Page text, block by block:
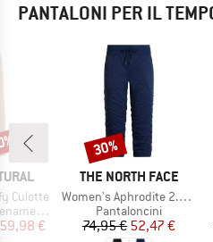
PANTALONI PER IL
Culotte
ridotto
59,98 €
MARCHIO
THE NORTH FACE
Articolo
Women's Aphrodite 2.0 Capri
Gruppo di prodotti
Pantaloncini
Prezzo
74,95 € Prezzo ridotto
52,47 €
Sconto
30%